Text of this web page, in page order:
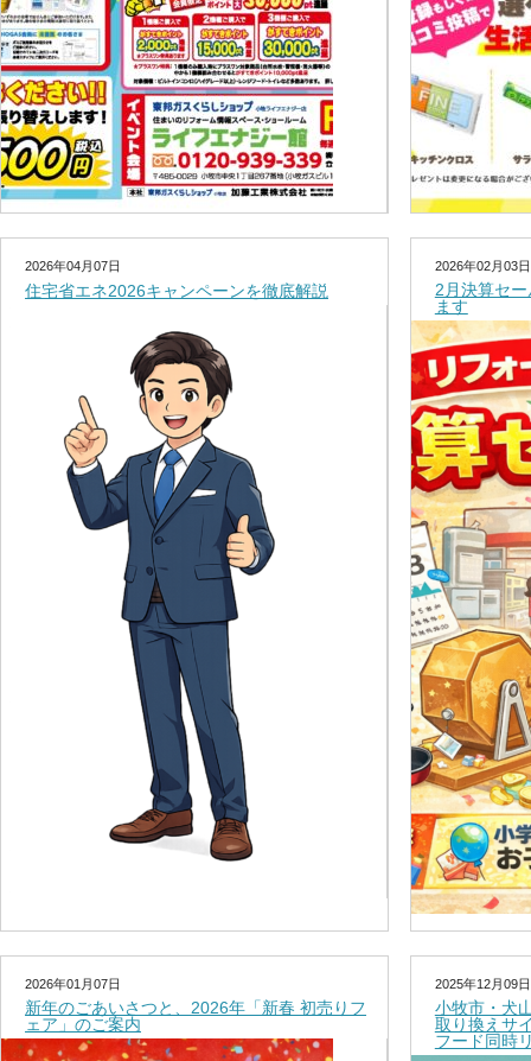
2026年04月07日
住宅省エネ2026キャンペーンを徹底解説
2026年02月03日
2月決算セ
ます
2026年01月07日
新年のごあいさつと、2026年「新春 初売りフ
ェア」のご案内
2025年12月09日
小牧市・犬
取り換えサ
フード同時